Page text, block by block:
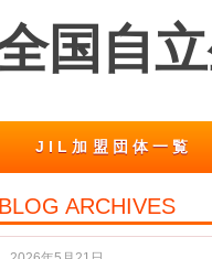
国自
JIL加盟団体一覧
BLOG ARCHIVES